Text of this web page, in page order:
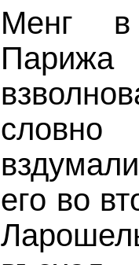
Менг в
его во